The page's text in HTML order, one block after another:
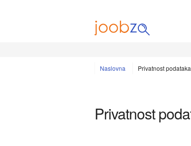
Naslovna Privatnost podataka
Privatnost